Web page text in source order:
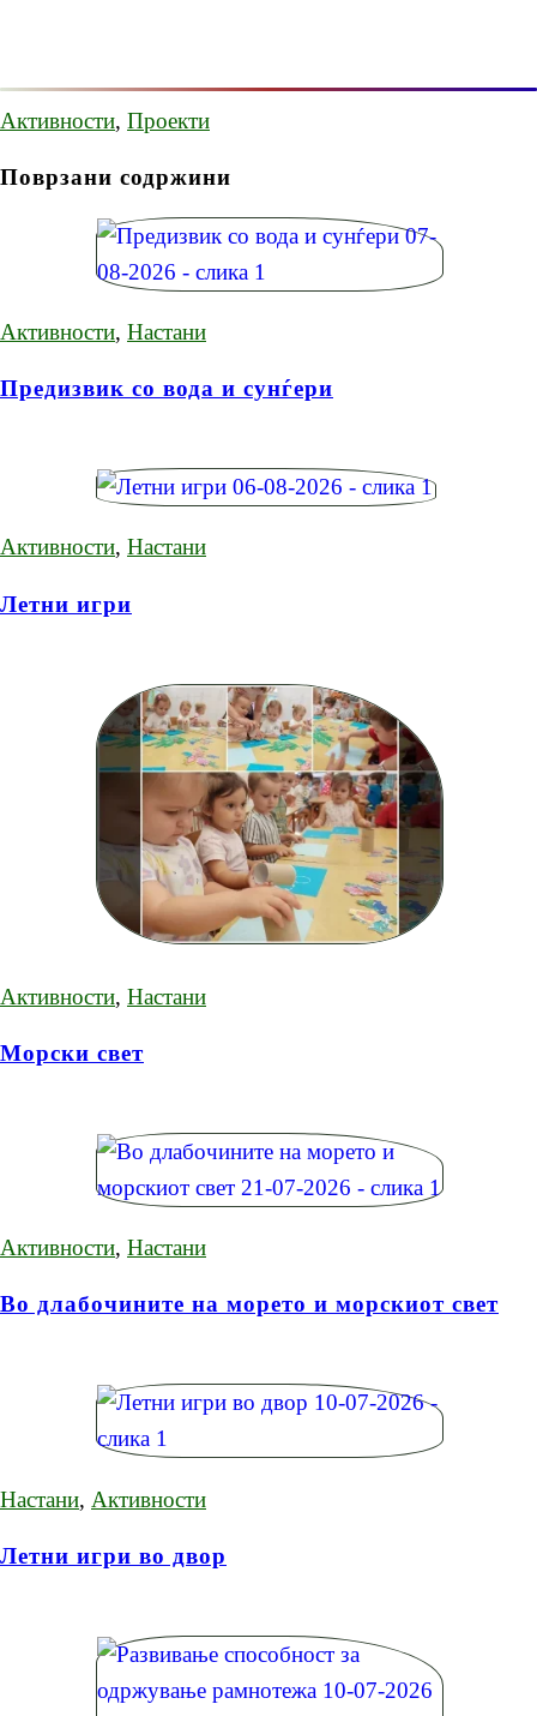
Активности, Проекти
Поврзани содржини
Активности, Настани
Предизвик со вода и сунѓери
Активности, Настани
Летни игри
Активности, Настани
Морски свет
Активности, Настани
Во длабочините на морето и морскиот свет
Настани, Активности
Летни игри во двор